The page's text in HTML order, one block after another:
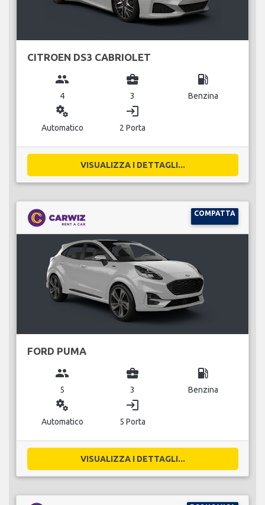
CITROEN DS3 CABRIOLET
group
4
business_center
3
local_gas_station
Benzina
miscellaneous_services
Automatico
login
2 Porta
VISUALIZZA I DETTAGLI...
COMPATTA
FORD PUMA
group
5
business_center
3
local_gas_station
Benzina
miscellaneous_services
Automatico
login
5 Porta
VISUALIZZA I DETTAGLI...